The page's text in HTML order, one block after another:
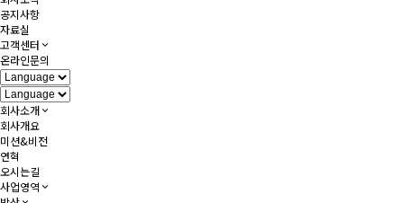
공지사항
자료실
고객센터
온라인문의
회사소개
회사개요
미션&비전
연혁
오시는길
사업영역